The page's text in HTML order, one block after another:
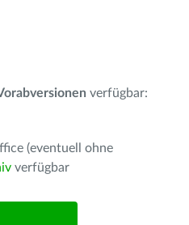
verfügbar:
(eventuell ohne
verfügbar